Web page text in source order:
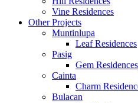
Vine Residences
Other Projects
Muntinlupa
Leaf Residences
Pasig
Gem Residences
Cainta
Charm
Bulacan